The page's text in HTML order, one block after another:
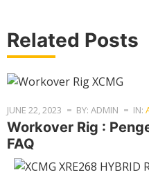
Related Posts
JUNE 22, 2023 BY: ADMIN IN:
Workover Rig :
FAQ